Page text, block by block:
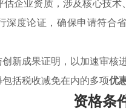
估企业资质，涉及核心技
深度论证，确保申请符合
新成果证明，以加速审核
括税收减免在内的多项优
资格条